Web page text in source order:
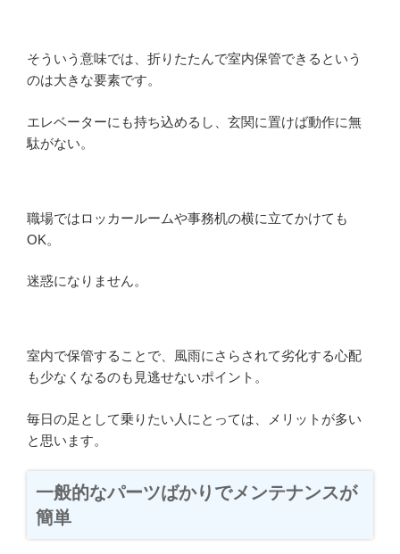
そういう意味では、折りたたんで室内保管できるという
のは大きな要素です。
エレベーターにも持ち込めるし、玄関に置けば動作に無
駄がない。
職場ではロッカールームや事務机の横に立てかけても
OK。
迷惑になりません。
室内で保管することで、風雨にさらされて劣化する心配
も少なくなるのも見逃せないポイント。
毎日の足として乗りたい人にとっては、メリットが多い
と思います。
一般的なパーツばかりでメンテナンスが
簡単